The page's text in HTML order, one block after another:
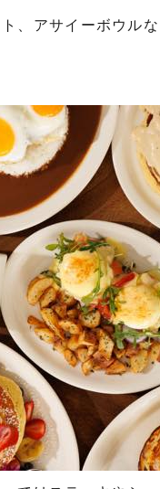
、アサイーボウル